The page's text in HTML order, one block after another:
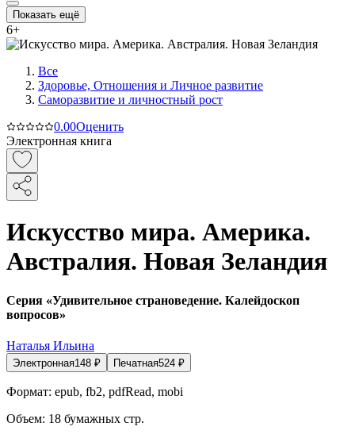
Показать ещё
6+
Все
Здоровье, Отношения и Личное развитие
Саморазвитие и личностный рост
0.00Оценить
Электронная книга
Искусство мира. Америка.
Австралия. Новая Зеландия
Серия «Удивительное страноведение. Калейдоскоп
вопросов»
Наталья Ильина
Электронная148 ₽ Печатная524 ₽
Формат: epub, fb2, pdfRead, mobi
Объем: 18 бумажных стр.